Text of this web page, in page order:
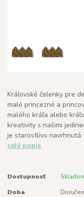
Kráľovské čelenky pre
malé princezné a
malého kráľa alebo
kreativity s našimi
je starostlivo navrhnutá
celý popis
Dostupnosť
Doba